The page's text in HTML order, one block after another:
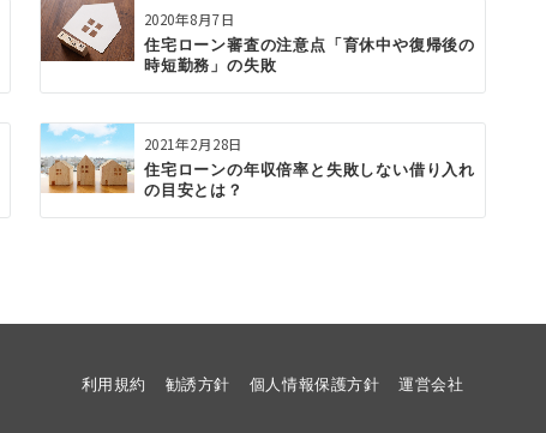
2020年8月7日
住宅ローン審査の注意点「育休中や復帰後の
時短勤務」の失敗
2021年2月28日
住宅ローンの年収倍率と失敗しない借り入れ
の目安とは？
利用規約 勧誘方針 個人情報保護方針 運営会社